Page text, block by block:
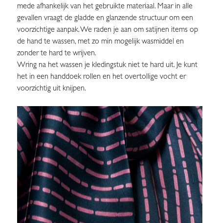
mede afhankelijk van het gebruikte materiaal. Maar in alle
gevallen vraagt de gladde en glanzende structuur om een
voorzichtige aanpak. We raden je aan om satijnen items op
de hand te wassen, met zo min mogelijk wasmiddel en
zonder te hard te wrijven.
Wring na het wassen je kledingstuk niet te hard uit. Je kunt
het in een handdoek rollen en het overtollige vocht er
voorzichtig uit knijpen.